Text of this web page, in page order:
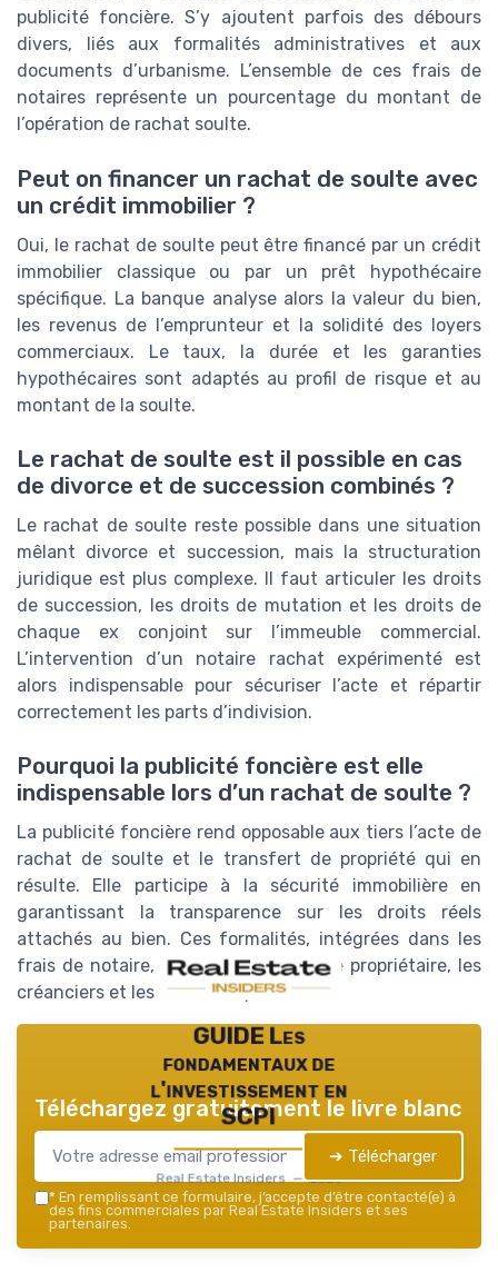
publicité foncière. S’y ajoutent parfois des débours
divers, liés aux formalités administratives et aux
documents d’urbanisme. L’ensemble de ces frais de
notaires représente un pourcentage du montant de
l’opération de rachat soulte.
Peut on financer un rachat de soulte avec
un crédit immobilier ?
Oui, le rachat de soulte peut être financé par un crédit
immobilier classique ou par un prêt hypothécaire
spécifique. La banque analyse alors la valeur du bien,
les revenus de l’emprunteur et la solidité des loyers
commerciaux. Le taux, la durée et les garanties
hypothécaires sont adaptés au profil de risque et au
montant de la soulte.
Le rachat de soulte est il possible en cas
de divorce et de succession combinés ?
Le rachat de soulte reste possible dans une situation
mêlant divorce et succession, mais la structuration
juridique est plus complexe. Il faut articuler les droits
de succession, les droits de mutation et les droits de
chaque ex conjoint sur l’immeuble commercial.
L’intervention d’un notaire rachat expérimenté est
alors indispensable pour sécuriser l’acte et répartir
correctement les parts d’indivision.
Pourquoi la publicité foncière est elle
indispensable lors d’un rachat de soulte ?
La publicité foncière rend opposable aux tiers l’acte de
rachat de soulte et le transfert de propriété qui en
résulte. Elle participe à la sécurité immobilière en
garantissant la transparence sur les droits réels
attachés au bien. Ces formalités, intégrées dans les
frais de notaire, protègent à la fois le propriétaire, les
créanciers et les futurs acquéreurs.
GUIDE Les
fondamentaux de
l'investissement en
SCPI
Real Estate Insiders — 2026
Téléchargez gratuitement le livre blanc
➔ Télécharger
* En remplissant ce formulaire, j’accepte d’être contacté(e) à
des fins commerciales par Real Estate Insiders et ses
partenaires.